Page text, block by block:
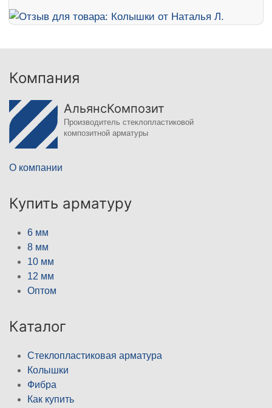
Компания
АльянсКомпозит
Производитель стеклопластиковой
композитной арматуры
О компании
Купить арматуру
6 мм
8 мм
10 мм
12 мм
Оптом
Каталог
Стеклопластиковая арматура
Колышки
Фибра
Как купить